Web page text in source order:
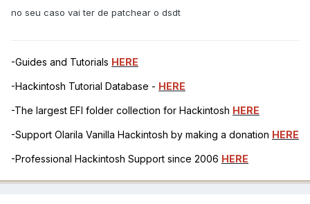
no seu caso vai ter de patchear o dsdt
-Guides and Tutorials HERE
-Hackintosh Tutorial Database - HERE
-The largest EFI folder collection for Hackintosh HERE
-Support Olarila Vanilla Hackintosh by making a donation HERE
-Professional Hackintosh Support since 2006 HERE